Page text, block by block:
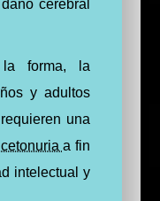
cerebral
la forma, la
y adultos
una
a fin
intelectual y